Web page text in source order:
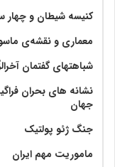
کنیسه شیطان و چهار
معماری و نقشه‌ی
شباهتهای گفتمان
نشانه های بحران
جهان
جنگ ژئو پولتیک
ماموریت مهم ایران